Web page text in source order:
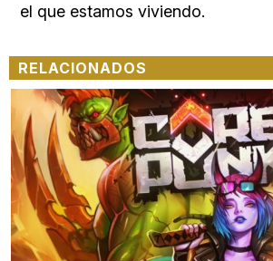
el que estamos viviendo.
RELACIONADOS